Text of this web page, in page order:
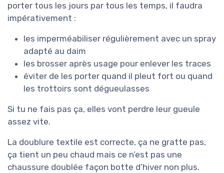
porter tous les jours par tous les temps, il faudra
impérativement :
les imperméabiliser régulièrement avec un spray
adapté au daim
les brosser après usage pour enlever les traces
éviter de les porter quand il pleut fort ou quand
les trottoirs sont dégueulasses
Si tu ne fais pas ça, elles vont perdre leur gueule
assez vite.
La doublure textile est correcte, ça ne gratte pas,
ça tient un peu chaud mais ce n’est pas une
chaussure doublée façon botte d’hiver non plus.